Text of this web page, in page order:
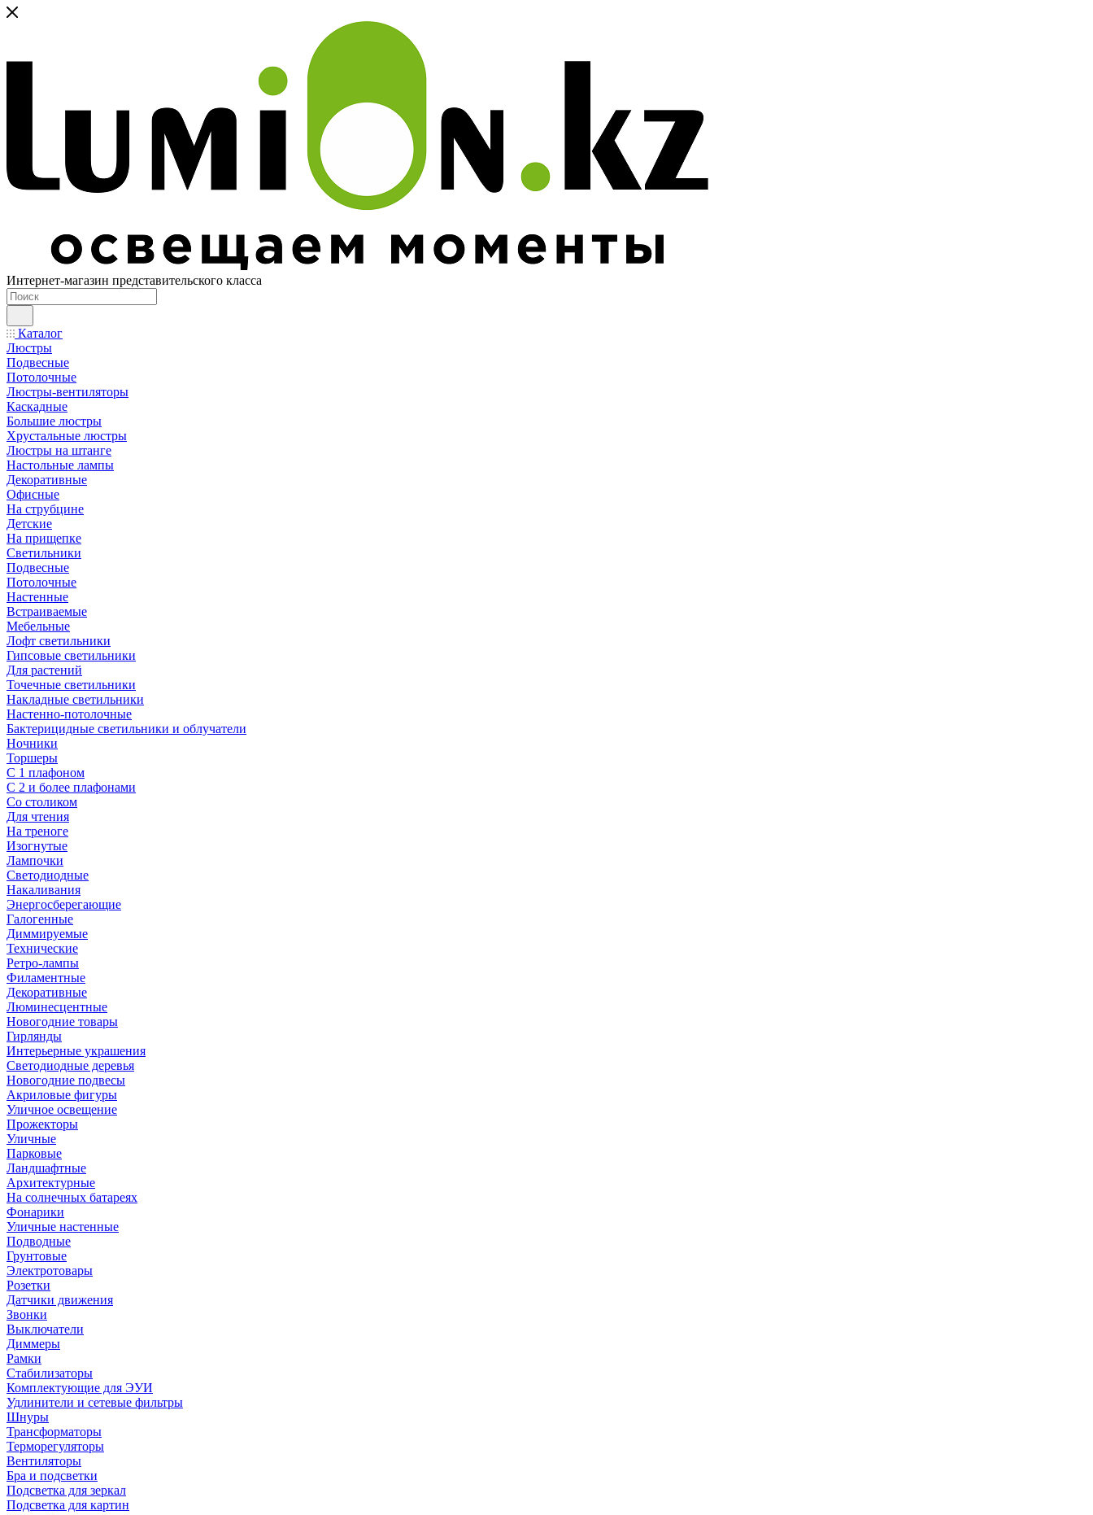
Интернет-магазин представительского класса
Каталог
Люстры
Подвесные
Потолочные
Люстры-вентиляторы
Каскадные
Большие люстры
Хрустальные люстры
Люстры на штанге
Настольные лампы
Декоративные
Офисные
На струбцине
Детские
На прищепке
Светильники
Подвесные
Потолочные
Настенные
Встраиваемые
Мебельные
Лофт светильники
Гипсовые светильники
Для растений
Точечные светильники
Накладные светильники
Настенно-потолочные
Бактерицидные светильники и облучатели
Ночники
Торшеры
С 1 плафоном
С 2 и более плафонами
Со столиком
Для чтения
На треноге
Изогнутые
Лампочки
Светодиодные
Накаливания
Энергосберегающие
Галогенные
Диммируемые
Технические
Ретро-лампы
Филаментные
Декоративные
Люминесцентные
Новогодние товары
Гирлянды
Интерьерные украшения
Светодиодные деревья
Новогодние подвесы
Акриловые фигуры
Уличное освещение
Прожекторы
Уличные
Парковые
Ландшафтные
Архитектурные
На солнечных батареях
Фонарики
Уличные настенные
Подводные
Грунтовые
Электротовары
Розетки
Датчики движения
Звонки
Выключатели
Диммеры
Рамки
Стабилизаторы
Комплектующие для ЭУИ
Удлинители и сетевые фильтры
Шнуры
Трансформаторы
Терморегуляторы
Вентиляторы
Бра и подсветки
Подсветка для зеркал
Подсветка для картин